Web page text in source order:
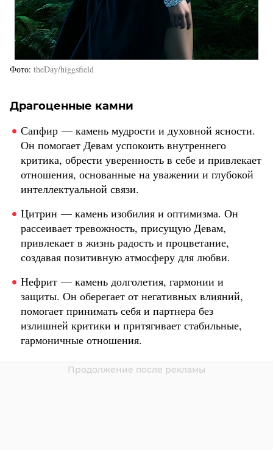
Фото theDay/higgsfield
Драгоценные камни
Сапфир — камень мудрости и духовной ясности.
Он помогает Девам успокоить внутреннего
критика, обрести уверенность в себе и привлекает
отношения, основанные на уважении и глубокой
интеллектуальной связи.
Цитрин — камень изобилия и оптимизма. Он
рассеивает тревожность, присущую Девам,
привлекает в жизнь радость и процветание,
создавая позитивную атмосферу для любви.
Нефрит — камень долголетия, гармонии и
защиты. Он оберегает от негативных влияний,
помогает принимать себя и партнера без
излишней критики и притягивает стабильные,
гармоничные отношения.